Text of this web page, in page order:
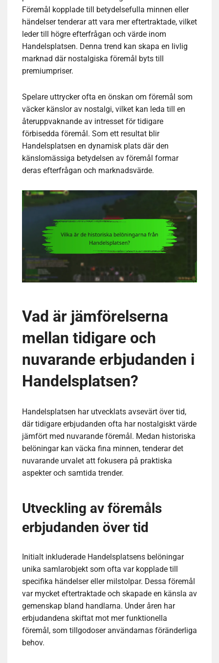
Föremål kopplade till betydelsefulla minnen eller
händelser tenderar att vara mer eftertraktade, vilket
leder till högre efterfrågan och värde inom
Handelsplatsen. Denna trend kan skapa en livlig
marknad där nostalgiska föremål byts till
premiumpriser.
Spelare uttrycker ofta en önskan om föremål som
väcker känslor av nostalgi, vilket kan leda till en
återuppvaknande av intresset för tidigare
förbisedda föremål. Som ett resultat blir
Handelsplatsen en dynamisk plats där den
känslomässiga betydelsen av föremål formar
deras efterfrågan och marknadsvärde.
Vad är jämförelserna
mellan tidigare och
nuvarande erbjudanden i
Handelsplatsen?
Handelsplatsen har utvecklats avsevärt över tid,
där tidigare erbjudanden ofta har nostalgiskt värde
jämfört med nuvarande föremål. Medan historiska
belöningar kan väcka fina minnen, tenderar det
nuvarande urvalet att fokusera på praktiska
aspekter och samtida trender.
Utveckling av föremåls
erbjudanden över tid
Initialt inkluderade Handelsplatsens belöningar
unika samlarobjekt som ofta var kopplade till
specifika händelser eller milstolpar. Dessa föremål
var mycket eftertraktade och skapade en känsla av
gemenskap bland handlarna. Under åren har
erbjudandena skiftat mot mer funktionella
föremål, som tillgodoser användarnas föränderliga
behov.